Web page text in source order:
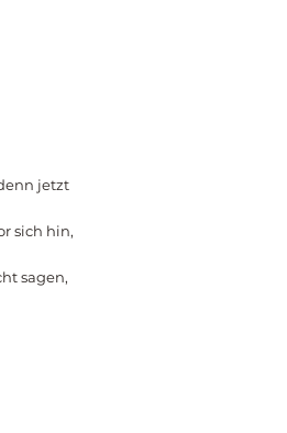
jetzt
sich hin,
sagen,